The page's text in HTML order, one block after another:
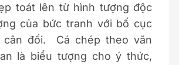
toát lên từ hình tượng độc
của bức tranh với bố cục
cân đối. Cá chép theo văn
là biểu tượng cho ý thức,